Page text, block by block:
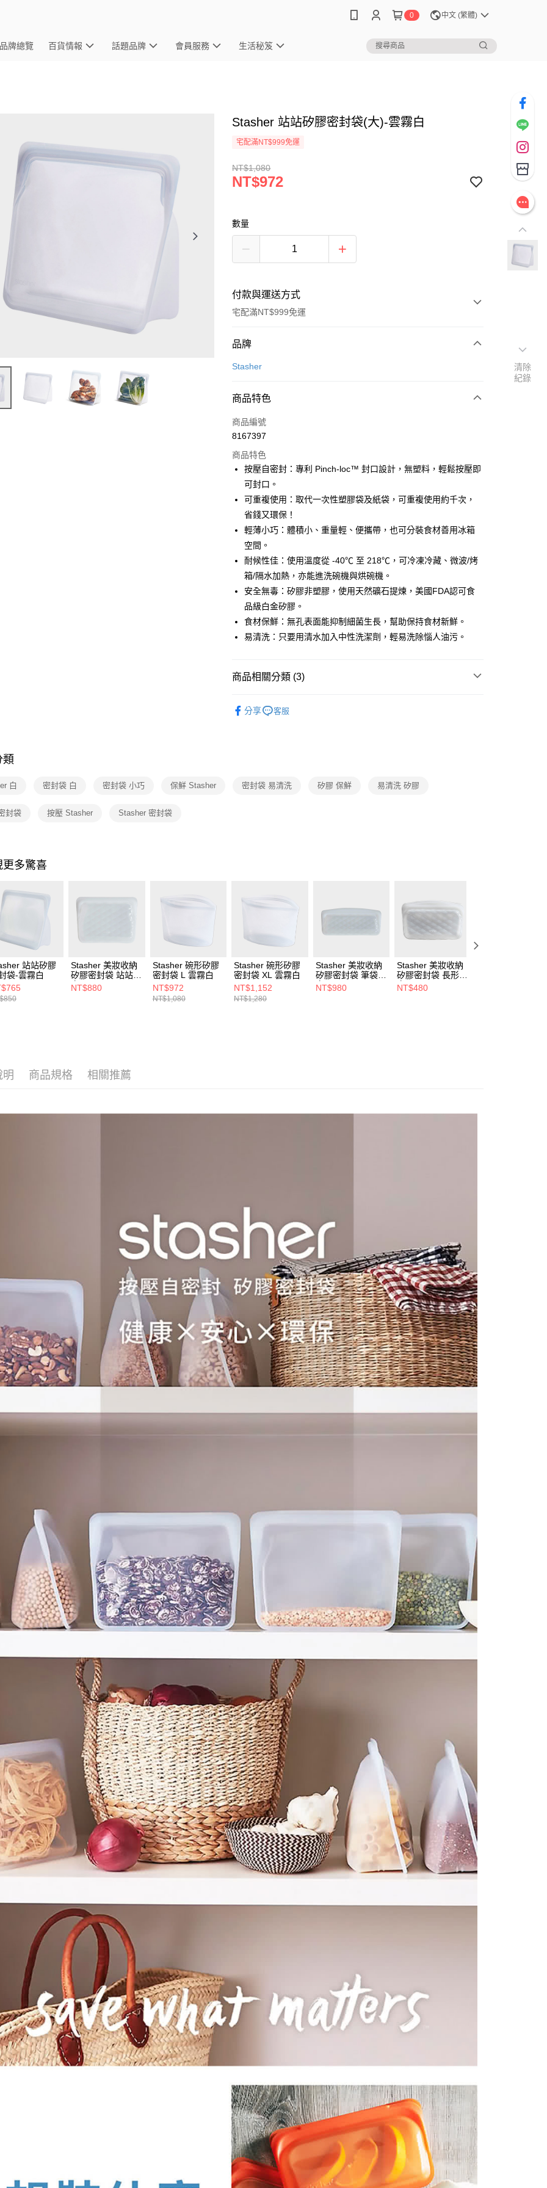
0 中文 (繁體)
品牌總覽 百貨情報 話題品牌 會員服務 生活秘笈
Stasher 站站矽膠密封袋(大)-雲霧白
宅配滿NT$999免運
NT$1,080
NT$972
數量
付款與運送方式
宅配滿NT$999免運
付款方式
信用卡一次付款
合作金庫商業銀行
華南商業銀行
上海商業儲蓄銀行
國泰世華商業銀行
兆豐國際商業銀行
臺灣中小企業銀行
聯邦商業銀行
遠東國際商業銀行
元大商業銀行
玉山商業銀行
星展（台灣）商業銀行
台新國際商業銀行
台灣樂天信用卡公司
6 期 0 利率 每期
華南商業銀行
上海商業儲蓄銀行
台北富邦商業銀行
國泰世華商業銀行
臺灣中小企業銀行
台中商業銀行
匯豐（台灣）商業銀行
元大商業銀行
永豐商業銀行
玉山商業銀行
台新國際商業銀行
中國信託商業銀行
台灣樂天信用卡公司
即享券
LINE Pay
Apple Pay
街口支付
Google Pay
大哥付你分期
相關說明
【大哥付你分期使用說明】
2.付款方式選擇「大哥付你分期」，訂單成立後會自動跳轉到大哥付的交易
流程，驗證手機門號後，選擇欲分期的期數、繳款截止日，確認付款後即
完成交易。
3.實際核准額度、可分期數及費用金額請依後續交易確認頁面所載為準。
無法說明評估內容。
醒簡訊。
款買賣價金債權讓與本公司後，依約使用本公司帳單繳交帳款。
ATM付款
運送方式
每筆NT$100，滿NT$999(含以上)免運費
免運費
品牌
Stasher
商品特色
商品編號
8167397
商品特色
按壓自密封：專利 Pinch-loc™ 封口設計，無塑料，輕鬆按壓即
可封口。
可重複使用：取代一次性塑膠袋及紙袋，可重複使用約千次，
省錢又環保！
輕薄小巧：體積小、重量輕、便攜帶，也可分裝食材善用冰箱
空間。
耐候性佳：使用溫度從 -40℃ 至 218℃，可冷凍冷藏、微波/烤
箱/隔水加熱，亦能進洗碗機與烘碗機。
安全無毒：矽膠非塑膠，使用天然礦石提煉，美國FDA認可食
品級白金矽膠。
食材保鮮：無孔表面能抑制細菌生長，幫助保持食材新鮮。
易清洗：只要用清水加入中性洗潔劑，輕易洗除惱人油污。
商品相關分類 (3)
分享 客服
類
白 密封袋 白 密封袋 小巧 保鮮 Stasher 密封袋 易清洗 矽膠 保鮮 易清洗 矽膠
封袋 按壓 Stasher Stasher 密封袋
更多驚喜
站站矽膠
袋-雲霧白
Stasher 美妝收納
矽膠密封袋 站站
白
NT$880
Stasher 碗形矽膠
密封袋 L 雲霧白
NT$972
NT$1,080
Stasher 碗形矽膠
密封袋 XL 雲霧白
NT$1,152
NT$1,280
Stasher 美妝收納
矽膠密封袋 筆袋
白
NT$980
Stasher 美妝收納
矽膠密封袋 長形
白
NT$480
明 商品規格 相關推薦
清除
紀錄